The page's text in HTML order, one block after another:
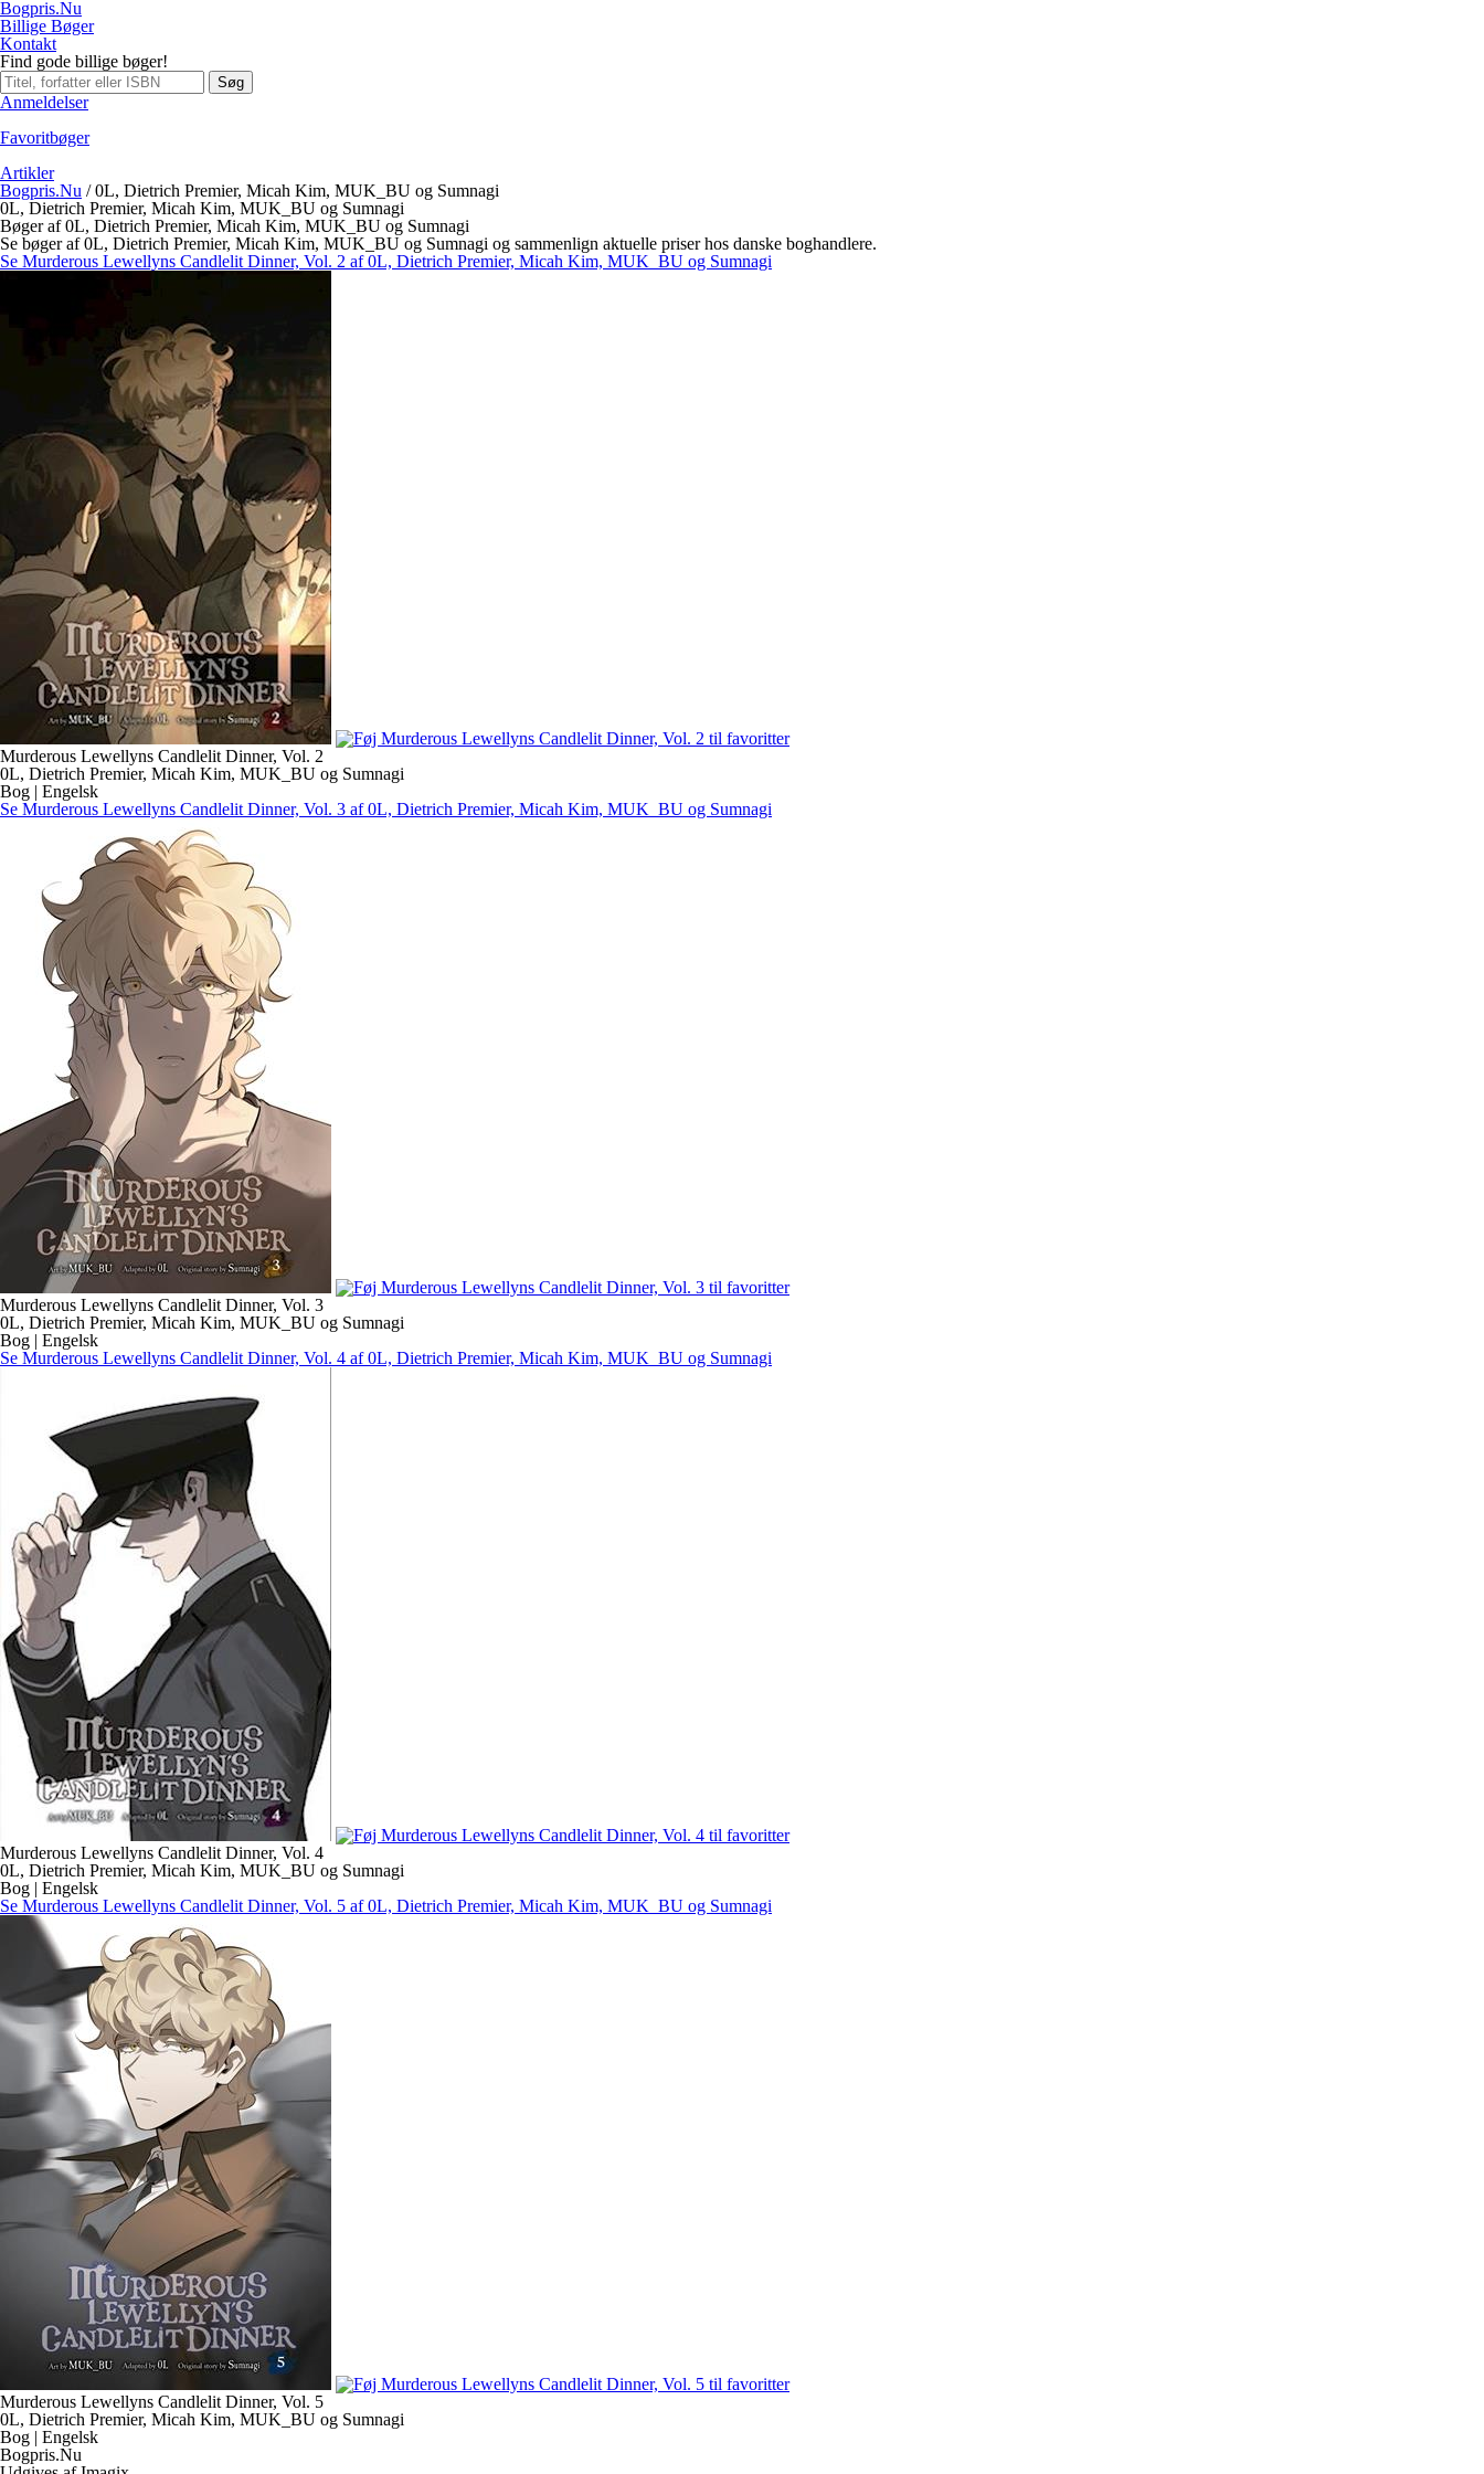
Bogpris.Nu
Billige Bøger
Kontakt
Find gode billige bøger!
Søg
Anmeldelser
Favoritbøger
Artikler
Bogpris.Nu /0L, Dietrich Premier, Micah Kim, MUK_BU og Sumnagi
0L, Dietrich Premier, Micah Kim, MUK_BU og Sumnagi
Bøger af 0L, Dietrich Premier, Micah Kim, MUK_BU og Sumnagi
Se bøger af 0L, Dietrich Premier, Micah Kim, MUK_BU og Sumnagi og sammenlign aktuelle priser hos danske boghandlere.
Se Murderous Lewellyns Candlelit Dinner, Vol. 2 af 0L, Dietrich Premier, Micah Kim, MUK_BU og Sumnagi
Murderous Lewellyns Candlelit Dinner, Vol. 2
0L, Dietrich Premier, Micah Kim, MUK_BU og Sumnagi
Bog | Engelsk
Se Murderous Lewellyns Candlelit Dinner, Vol. 3 af 0L, Dietrich Premier, Micah Kim, MUK_BU og Sumnagi
Murderous Lewellyns Candlelit Dinner, Vol. 3
0L, Dietrich Premier, Micah Kim, MUK_BU og Sumnagi
Bog | Engelsk
Se Murderous Lewellyns Candlelit Dinner, Vol. 4 af 0L, Dietrich Premier, Micah Kim, MUK_BU og Sumnagi
Murderous Lewellyns Candlelit Dinner, Vol. 4
0L, Dietrich Premier, Micah Kim, MUK_BU og Sumnagi
Bog | Engelsk
Se Murderous Lewellyns Candlelit Dinner, Vol. 5 af 0L, Dietrich Premier, Micah Kim, MUK_BU og Sumnagi
Murderous Lewellyns Candlelit Dinner, Vol. 5
0L, Dietrich Premier, Micah Kim, MUK_BU og Sumnagi
Bog | Engelsk
Bogpris.Nu